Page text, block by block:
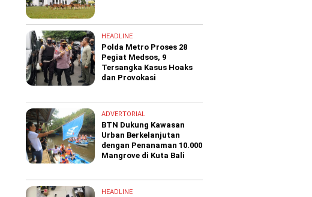
HEADLINE
Polda Metro Proses 28
Pegiat Medsos, 9
Tersangka Kasus Hoaks
dan Provokasi
ADVERTORIAL
BTN Dukung Kawasan
Urban Berkelanjutan
dengan Penanaman 10.000
Mangrove di Kuta Bali
HEADLINE